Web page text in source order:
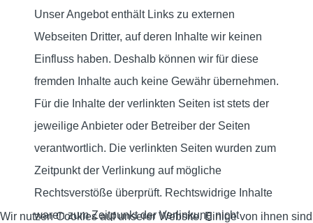
Unser Angebot enthält Links zu externen
Webseiten Dritter, auf deren Inhalte wir keinen
Einfluss haben. Deshalb können wir für diese
fremden Inhalte auch keine Gewähr übernehmen.
Für die Inhalte der verlinkten Seiten ist stets der
jeweilige Anbieter oder Betreiber der Seiten
verantwortlich. Die verlinkten Seiten wurden zum
Zeitpunkt der Verlinkung auf mögliche
Rechtsverstöße überprüft. Rechtswidrige Inhalte
waren zum Zeitpunkt der Verlinkung nicht
Wir nutzen Cookies auf unserer Website. Einige von ihnen sind